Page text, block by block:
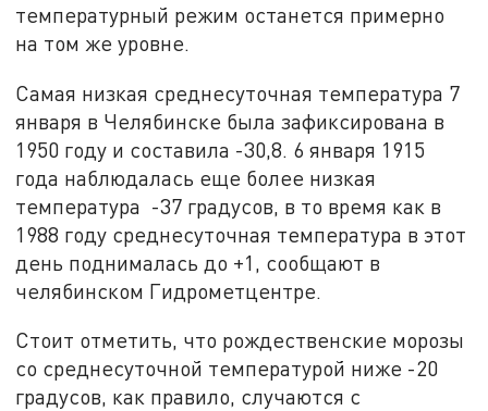
температурный режим останется примерно
на том же уровне.
Самая низкая среднесуточная температура 7
января в Челябинске была зафиксирована в
1950 году и составила -30,8. 6 января 1915
года наблюдалась еще более низкая
температура -37 градусов, в то время как в
1988 году среднесуточная температура в этот
день поднималась до +1, сообщают в
челябинском Гидрометцентре.
Стоит отметить, что рождественские морозы
со среднесуточной температурой ниже -20
градусов, как правило, случаются с